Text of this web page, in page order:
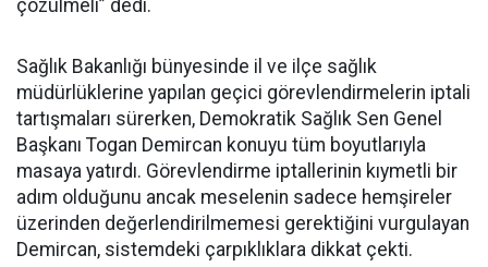
çözülmeli” dedi.
Sağlık Bakanlığı bünyesinde il ve ilçe sağlık
müdürlüklerine yapılan geçici görevlendirmelerin iptali
tartışmaları sürerken, Demokratik Sağlık Sen Genel
Başkanı Togan Demircan konuyu tüm boyutlarıyla
masaya yatırdı. Görevlendirme iptallerinin kıymetli bir
adım olduğunu ancak meselenin sadece hemşireler
üzerinden değerlendirilmemesi gerektiğini vurgulayan
Demircan, sistemdeki çarpıklıklara dikkat çekti.